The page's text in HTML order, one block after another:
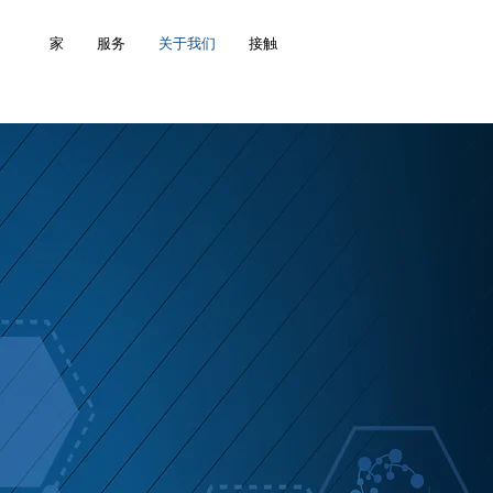
家 服务 关于我们 接触